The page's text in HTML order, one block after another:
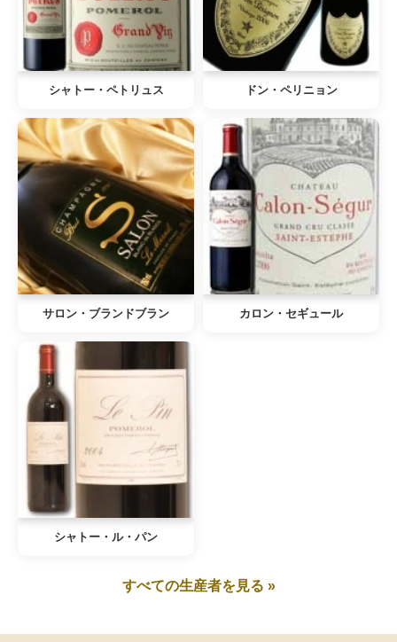
シャトー・ペトリュス ドン・ペリニョン
サロン・ブランドブラン カロン・セギュール
シャトー・ル・パン
すべての生産者を見る »